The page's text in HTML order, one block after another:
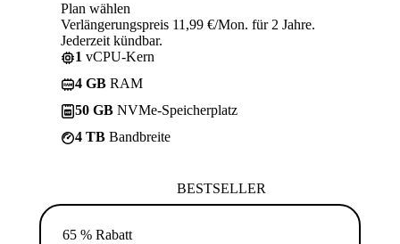
Plan wählen
Verlängerungspreis 11,99 €/Mon. für 2 Jahre.
Jederzeit kündbar.
1 vCPU-Kern
4 GB RAM
50 GB NVMe-Speicherplatz
4 TB Bandbreite
BESTSELLER
65 % Rabatt